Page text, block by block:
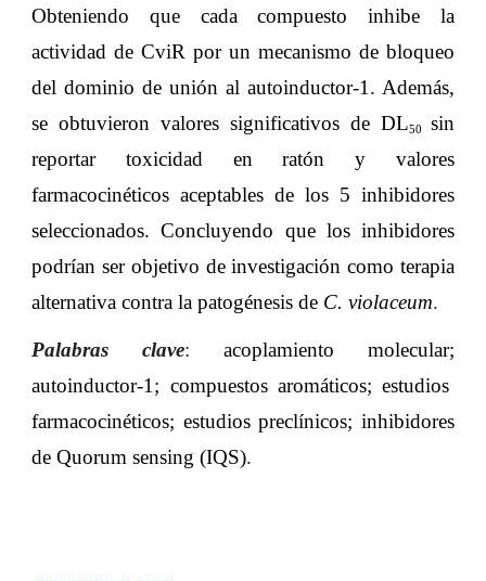
Obteniendo que cada compuesto inhibe la
actividad de CviR por un mecanismo de bloqueo
del dominio de unión al autoinductor-1. Además,
se obtuvieron valores significativos de DL50 sin
reportar toxicidad en ratón y valores
farmacocinéticos aceptables de los 5 inhibidores
seleccionados. Concluyendo que los inhibidores
podrían ser objetivo de investigación como terapia
alternativa contra la patogénesis de C. violaceum.
Palabras clave: acoplamiento molecular;
autoinductor-1 ; compuestos aromáticos; estudios
farmacocinéticos; estudios preclínicos; inhibidores
de Quorum sensing (IQS).